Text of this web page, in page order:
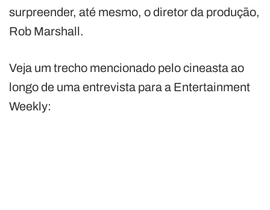
surpreender, até mesmo, o diretor da produção,
Rob Marshall.
Veja um trecho mencionado pelo cineasta ao
longo de uma entrevista para a Entertainment
Weekly: